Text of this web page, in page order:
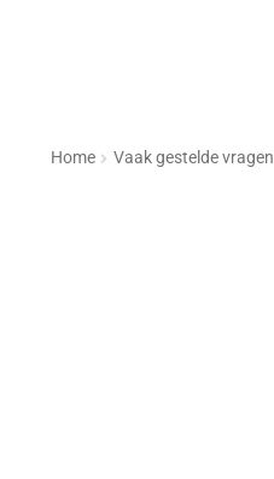
Home Vaak gestelde vragen